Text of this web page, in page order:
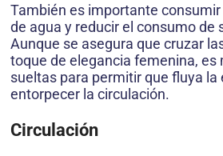
También es importante
de agua y reducir el consumo de
Aunque se asegura que cruzar
toque de elegancia femenina, es
sueltas para permitir que fluya la
entorpecer la circulación.
Circulación